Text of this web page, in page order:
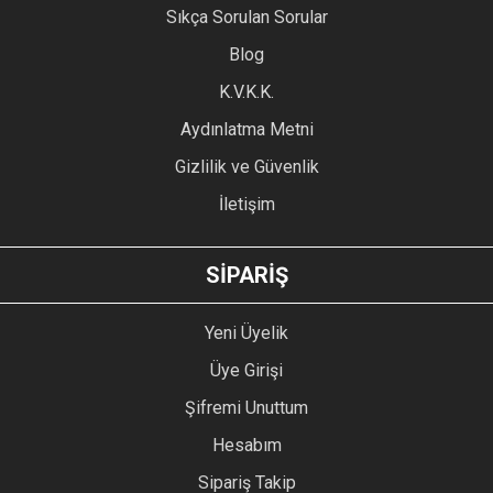
Ürün açıklamasında eksik bilgiler bulunuyor.
Ürün bilgilerinde hatalar bulunuyor.
Ürün fiyatı diğer sitelerden daha pahalı.
GÖNDER
Sıkça Sorulan Sorular
Blog
K.V.K.K.
Aydınlatma Metni
Gizlilik ve Güvenlik
İletişim
SİPARİŞ
Yeni Üyelik
Üye Girişi
Şifremi Unuttum
Hesabım
Sipariş Takip